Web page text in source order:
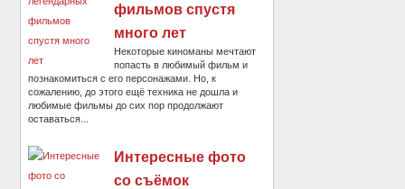
фильмов спустя
много лет
Некоторые киноманы мечтают
попасть в любимый фильм и
познакомиться с его персонажами. Но, к
сожалению, до этого ещё техника не дошла и
любимые фильмы до сих пор продолжают
оставаться...
Интересные фото
со съёмок